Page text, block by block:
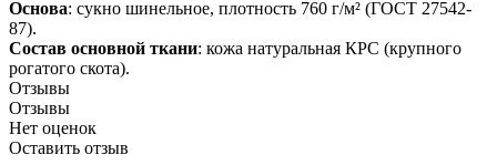
Основа: сукно шинельное, плотность 760 г/м² (ГОСТ 27542-
87).
Состав основной ткани: кожа натуральная КРС (крупного
рогатого скота).
Отзывы
Отзывы
Нет оценок
Оставить отзыв